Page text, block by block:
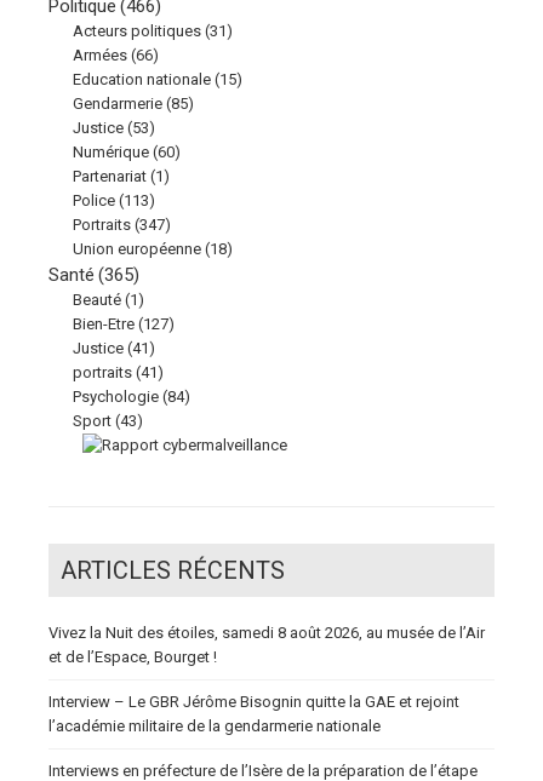
Politique (466)
Acteurs politiques (31)
Armées (66)
Education nationale (15)
Gendarmerie (85)
Justice (53)
Numérique (60)
Partenariat (1)
Police (113)
Portraits (347)
Union européenne (18)
Santé (365)
Beauté (1)
Bien-Etre (127)
Justice (41)
portraits (41)
Psychologie (84)
Sport (43)
ARTICLES RÉCENTS
Vivez la Nuit des étoiles, samedi 8 août 2026, au musée de l’Air
et de l’Espace, Bourget !
Interview – Le GBR Jérôme Bisognin quitte la GAE et rejoint
l’académie militaire de la gendarmerie nationale
Interviews en préfecture de l’Isère de la préparation de l’étape